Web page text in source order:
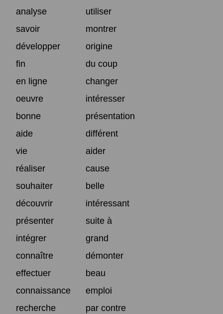
analyse
utiliser
savoir
montrer
développer
origine
fin
du coup
en ligne
changer
oeuvre
intéresser
bonne
présentation
aide
différent
vie
aider
réaliser
cause
souhaiter
belle
découvrir
intéressant
présenter
suite à
intégrer
grand
connaître
démonter
effectuer
beau
connaissance
emploi
recherche
par contre